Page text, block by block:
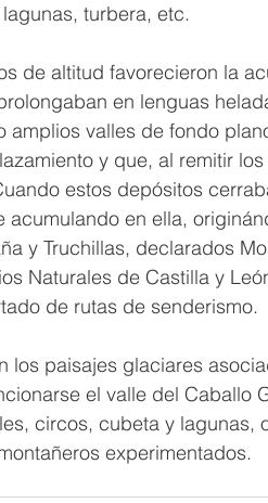
turbera, etc.
de altitud favorecieron la
en lenguas
amplios valles de fondo
y que, al remitir
estos depósitos
en ella,
y Truchillas, declarados
Naturales de Castilla y
de rutas de senderismo.
los paisajes glaciares
el valle del Caballo
circos, cubeta y lagunas,
experimentados.